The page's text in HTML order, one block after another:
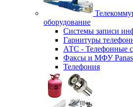
оборудование
Системы записи
Гарнитуры
АТС - Телефонные
Факсы и МФУ
Телефония